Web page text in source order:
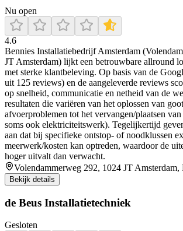
Nu open
4.6
Bennies Installatiebedrijf Amsterdam
JT Amsterdam) lijkt een betrouwbare allround
met sterke klantbeleving. Op basis van de
uit 125 reviews) en de aangeleverde reviews
op snelheid, communicatie en netheid van de
resultaten die variëren van het oplossen van
afvoerproblemen tot het vervangen/plaatsen
soms ook elektriciteitswerk). Tegelijkertijd
aan dat bij specifieke ontstop- of noodklussen
meerwerk/kosten kan optreden, waardoor de
hoger uitvalt dan verwacht.
Volendammerweg 292, 1024 JT Amsterdam,
Bekijk details
de Beus Installatietechniek
Gesloten